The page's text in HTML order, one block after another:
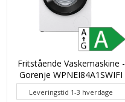
Fritstående Vaskemaskine -
Gorenje WPNEI84A1SWIFI
Leveringstid 1-3 hverdage